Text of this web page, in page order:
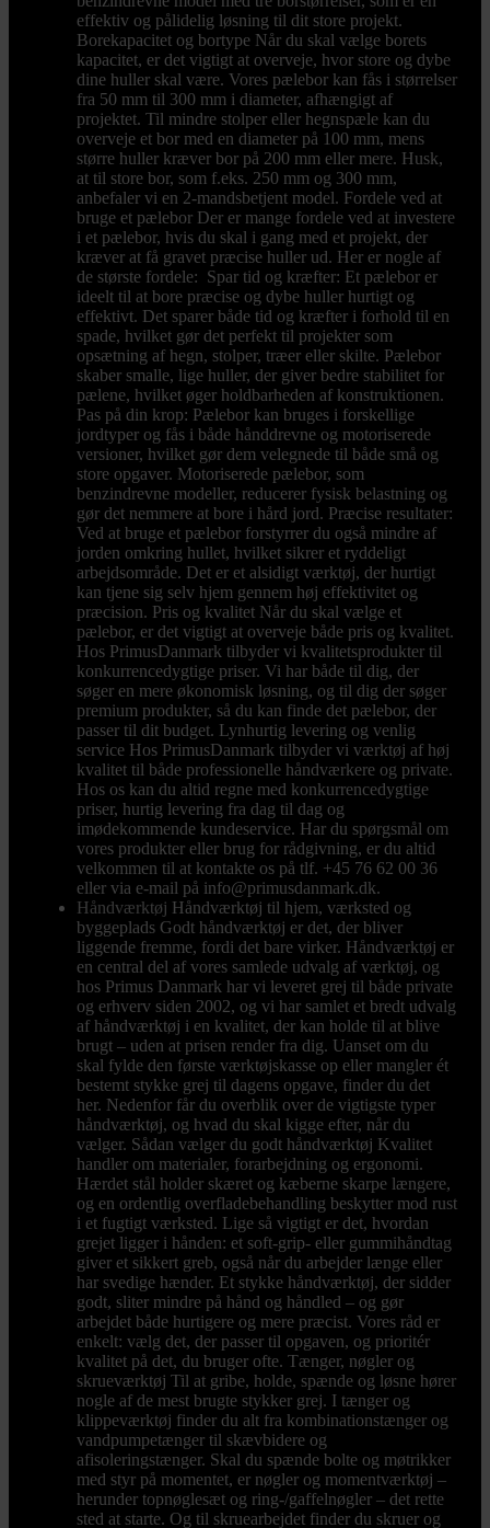
effektiv og pålidelig løsning til dit store projekt.
Borekapacitet og bortype Når du skal vælge borets
kapacitet, er det vigtigt at overveje, hvor store og dybe
dine huller skal være. Vores pælebor kan fås i størrelser
fra 50 mm til 300 mm i diameter, afhængigt af
projektet. Til mindre stolper eller hegnspæle kan du
overveje et bor med en diameter på 100 mm, mens
større huller kræver bor på 200 mm eller mere. Husk,
at til store bor, som f.eks. 250 mm og 300 mm,
anbefaler vi en 2-mandsbetjent model. Fordele ved at
bruge et pælebor Der er mange fordele ved at investere
i et pælebor, hvis du skal i gang med et projekt, der
kræver at få gravet præcise huller ud. Her er nogle af
de største fordele: Spar tid og kræfter: Et pælebor er
ideelt til at bore præcise og dybe huller hurtigt og
effektivt. Det sparer både tid og kræfter i forhold til en
spade, hvilket gør det perfekt til projekter som
opsætning af hegn, stolper, træer eller skilte. Pælebor
skaber smalle, lige huller, der giver bedre stabilitet for
pælene, hvilket øger holdbarheden af konstruktionen.
Pas på din krop: Pælebor kan bruges i forskellige
jordtyper og fås i både hånddrevne og motoriserede
versioner, hvilket gør dem velegnede til både små og
store opgaver. Motoriserede pælebor, som
benzindrevne modeller, reducerer fysisk belastning og
gør det nemmere at bore i hård jord. Præcise resultater:
Ved at bruge et pælebor forstyrrer du også mindre af
jorden omkring hullet, hvilket sikrer et ryddeligt
arbejdsområde. Det er et alsidigt værktøj, der hurtigt
kan tjene sig selv hjem gennem høj effektivitet og
præcision. Pris og kvalitet Når du skal vælge et
pælebor, er det vigtigt at overveje både pris og kvalitet.
Hos PrimusDanmark tilbyder vi kvalitetsprodukter til
konkurrencedygtige priser. Vi har både til dig, der
søger en mere økonomisk løsning, og til dig der søger
premium produkter, så du kan finde det pælebor, der
passer til dit budget. Lynhurtig levering og venlig
service Hos PrimusDanmark tilbyder vi værktøj af høj
kvalitet til både professionelle håndværkere og private.
Hos os kan du altid regne med konkurrencedygtige
priser, hurtig levering fra dag til dag og
imødekommende kundeservice. Har du spørgsmål om
vores produkter eller brug for rådgivning, er du altid
velkommen til at kontakte os på tlf. +45 76 62 00 36
eller via e-mail på info@primusdanmark.dk.
Håndværktøj Håndværktøj til hjem, værksted og
byggeplads Godt håndværktøj er det, der bliver
liggende fremme, fordi det bare virker. Håndværktøj er
en central del af vores samlede udvalg af værktøj, og
hos Primus Danmark har vi leveret grej til både private
og erhverv siden 2002, og vi har samlet et bredt udvalg
af håndværktøj i en kvalitet, der kan holde til at blive
brugt – uden at prisen render fra dig. Uanset om du
skal fylde den første værktøjskasse op eller mangler ét
bestemt stykke grej til dagens opgave, finder du det
her. Nedenfor får du overblik over de vigtigste typer
håndværktøj, og hvad du skal kigge efter, når du
vælger. Sådan vælger du godt håndværktøj Kvalitet
handler om materialer, forarbejdning og ergonomi.
Hærdet stål holder skæret og kæberne skarpe længere,
og en ordentlig overfladebehandling beskytter mod rust
i et fugtigt værksted. Lige så vigtigt er det, hvordan
grejet ligger i hånden: et soft-grip- eller gummihåndtag
giver et sikkert greb, også når du arbejder længe eller
har svedige hænder. Et stykke håndværktøj, der sidder
godt, sliter mindre på hånd og håndled – og gør
arbejdet både hurtigere og mere præcist. Vores råd er
enkelt: vælg det, der passer til opgaven, og prioritér
kvalitet på det, du bruger ofte. Tænger, nøgler og
skrueværktøj Til at gribe, holde, spænde og løsne hører
nogle af de mest brugte stykker grej. I tænger og
klippeværktøj finder du alt fra kombinationstænger og
vandpumpetænger til skævbidere og
afisoleringstænger. Skal du spænde bolte og møtrikker
med styr på momentet, er nøgler og momentværktøj –
herunder topnøglesæt og ring-/gaffelnøgler – det rette
sted at starte. Og til skruearbejdet finder du skruer og